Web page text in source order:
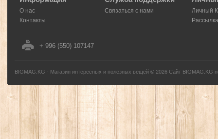
О нас
Контакты
Связаться с нами
Личный
Рассылка
+ 996 (550) 107147
BIGMAG.KG - Магазин интересных и полезных вещей © 2026 Сайт BIGMAG.KG
без письменного разрешения автора - запрещено, и будет преследоваться по